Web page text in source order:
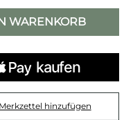
WARENKORB
hinzufügen